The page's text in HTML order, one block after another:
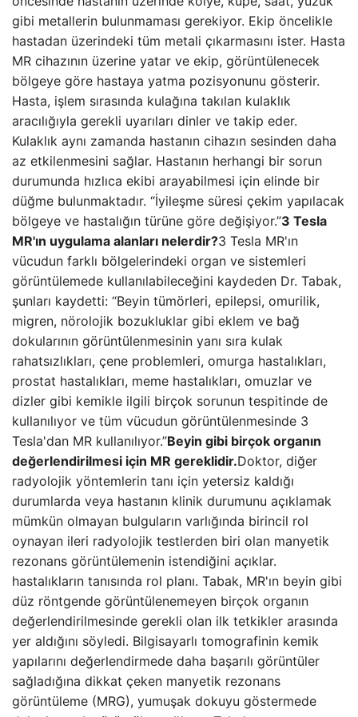
gibi metallerin bulunmaması gerekiyor. Ekip öncelikle
hastadan üzerindeki tüm metali çıkarmasını ister. Hasta
MR cihazının üzerine yatar ve ekip, görüntülenecek
bölgeye göre hastaya yatma pozisyonunu gösterir.
Hasta, işlem sırasında kulağına takılan kulaklık
aracılığıyla gerekli uyarıları dinler ve takip eder.
Kulaklık aynı zamanda hastanın cihazın sesinden daha
az etkilenmesini sağlar. Hastanın herhangi bir sorun
durumunda hızlıca ekibi arayabilmesi için elinde bir
düğme bulunmaktadır. “İyileşme süresi çekim yapılacak
bölgeye ve hastalığın türüne göre değişiyor.”3 Tesla
MR'ın uygulama alanları nelerdir?3 Tesla MR'ın
vücudun farklı bölgelerindeki organ ve sistemleri
görüntülemede kullanılabileceğini kaydeden Dr. Tabak,
şunları kaydetti: “Beyin tümörleri, epilepsi, omurilik,
migren, nörolojik bozukluklar gibi eklem ve bağ
dokularının görüntülenmesinin yanı sıra kulak
rahatsızlıkları, çene problemleri, omurga hastalıkları,
prostat hastalıkları, meme hastalıkları, omuzlar ve
dizler gibi kemikle ilgili birçok sorunun tespitinde de
kullanılıyor ve tüm vücudun görüntülenmesinde 3
Tesla'dan MR kullanılıyor.”Beyin gibi birçok organın
değerlendirilmesi için MR gereklidir.Doktor, diğer
radyolojik yöntemlerin tanı için yetersiz kaldığı
durumlarda veya hastanın klinik durumunu açıklamak
mümkün olmayan bulguların varlığında birincil rol
oynayan ileri radyolojik testlerden biri olan manyetik
rezonans görüntülemenin istendiğini açıklar.
hastalıkların tanısında rol planı. Tabak, MR'ın beyin gibi
düz röntgende görüntülenemeyen birçok organın
değerlendirilmesinde gerekli olan ilk tetkikler arasında
yer aldığını söyledi. Bilgisayarlı tomografinin kemik
yapılarını değerlendirmede daha başarılı görüntüler
sağladığına dikkat çeken manyetik rezonans
görüntüleme (MRG), yumuşak dokuyu göstermede